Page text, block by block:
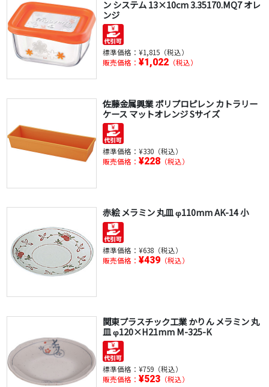
ン システム 13×10cm 3.35170.MQ7 オレ
ンジ
標準価格： ¥1,815（税込）
販売価格： ¥1,022（税込）
佐藤金属興業 ポリプロピレン カトラリー
ケース マットオレンジ Sサイズ
標準価格： ¥330（税込）
販売価格： ¥228（税込）
赤絵 メラミン 丸皿 φ110mm AK-14 小
標準価格： ¥638（税込）
販売価格： ¥439（税込）
関東プラスチック工業 かりん メラミン 丸
皿 φ120×H21mm M-325-K
標準価格： ¥759（税込）
販売価格： ¥523（税込）